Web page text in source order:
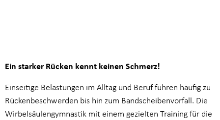
Ein starker Rücken kennt keinen Schmerz!
Einseitige Belastungen im Alltag und Beruf führen häufig zu
Rückenbeschwerden bis hin zum Bandscheibenvorfall. Die
Wirbelsäulengymnastik mit einem gezielten Training für die